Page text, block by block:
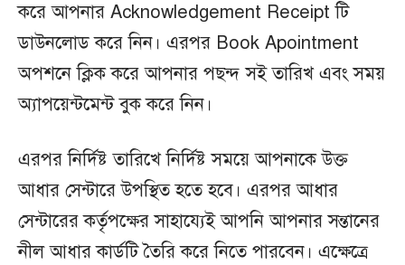
করে আপনার Acknowledgement Receipt টি
ডাউনলোড করে নিন। এরপর Book Apointment
অপশনে ক্লিক করে আপনার পছন্দ সই তারিখ এবং সময়
অ্যাপয়েন্টমেন্ট বুক করে নিন।
এরপর নির্দিষ্ট তারিখে নির্দিষ্ট সময়ে আপনাকে উক্ত
আধার সেন্টারে উপস্থিত হতে হবে। এরপর আধার
সেন্টারের কর্তৃপক্ষের সাহায্যেই আপনি আপনার সন্তানের
নীল আধার কার্ডটি তৈরি করে নিতে পারবেন। এক্ষেত্রে